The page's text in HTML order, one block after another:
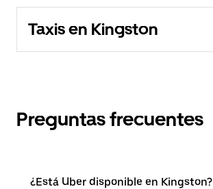
Taxis en Kingston
Preguntas frecuentes
¿Está Uber disponible en Kingston?